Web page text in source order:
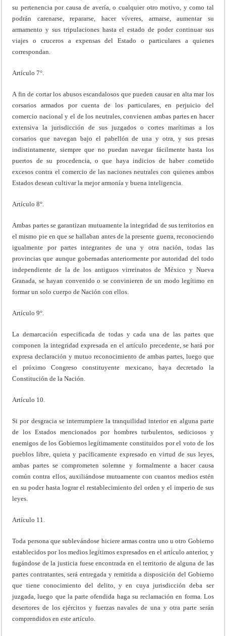
su pertenencia por causa de avería, o cualquier otro motivo, y como tal
podrán carenarse, repararse, hacer víveres, armarse, aumentar su
armamento y sus tripulaciones hasta el estado de poder continuar sus
viajes o cruceros a expensas del Estado o particulares a quienes
correspondan.
Artículo 7°.
A fin de cortar los abusos escandalosos que pueden causar en alta mar los
corsarios armados por cuenta de los particulares, en perjuicio del
comercio nacional y el de los neutrales, convienen ambas partes en hacer
extensiva la jurisdicción de sus juzgados o cortes marítimas a los
corsarios que navegan bajo el pabellón de una y otra, y sus presas
indistintamente, siempre que no puedan navegar fácilmente hasta los
puertos de su procedencia, o que haya indicios de haber cometido
excesos contra el comercio de las naciones neutrales con quienes ambos
Estados desean cultivar la mejor armonía y buena inteligencia.
Artículo 8°.
Ambas partes se garantizan mutuamente la integridad de sus territorios en
el mismo pie en que se hallaban antes de la presente guerra, reconociendo
igualmente por partes integrantes de una y otra nación, todas las
provincias que aunque gobernadas anteriormente por autoridad del todo
independiente de la de los antiguos virreinatos de México y Nueva
Granada, se hayan convenido o se convinieren de un modo legítimo en
formar un solo cuerpo de Nación con ellos.
Artículo 9°.
La demarcación especificada de todas y cada una de las partes que
componen la integridad expresada en el artículo precedente, se hará por
expresa declaración y mutuo reconocimiento de ambas partes, luego que
el próximo Congreso constituyente mexicano, haya decretado la
Constitución de la Nación.
Artículo 10.
Si por desgracia se interrumpiere la tranquilidad interior en alguna parte
de los Estados mencionados por hombres turbulentos, sediciosos y
enemigos de los Gobiernos legítimamente constituidos por el voto de los
pueblos libre, quieta y pacíficamente expresado en virtud de sus leyes,
ambas partes se comprometen solemne y formalmente a hacer causa
común contra ellos, auxiliándose mutuamente con cuantos medios estén
en su poder hasta lograr el restablecimiento del orden y el imperio de sus
leyes.
Artículo 11.
Toda persona que sublevándose hiciere armas contra uno u otro Gobierno
establecidos por los medios legítimos expresados en el artículo anterior, y
fugándose de la justicia fuese encontrada en el territorio de alguna de las
partes contratantes, será entregada y remitida a disposición del Gobierno
que tiene conocimiento del delito, y en cuya jurisdicción deba ser
juzgada, luego que la parte ofendida haga su reclamación en forma. Los
desertores de los ejércitos y fuerzas navales de una y otra parte serán
comprendidos en este artículo.